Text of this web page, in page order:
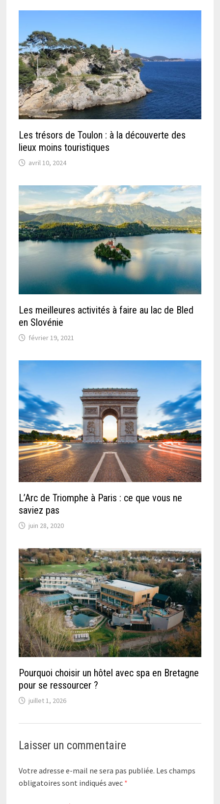
Les trésors de Toulon : à la découverte des
lieux moins touristiques
avril 10, 2024
Les meilleures activités à faire au lac de Bled
en Slovénie
février 19, 2021
L’Arc de Triomphe à Paris : ce que vous ne
saviez pas
juin 28, 2020
Pourquoi choisir un hôtel avec spa en Bretagne
pour se ressourcer ?
juillet 1, 2026
Laisser un commentaire
Votre adresse e-mail ne sera pas publiée. Les champs
obligatoires sont indiqués avec *